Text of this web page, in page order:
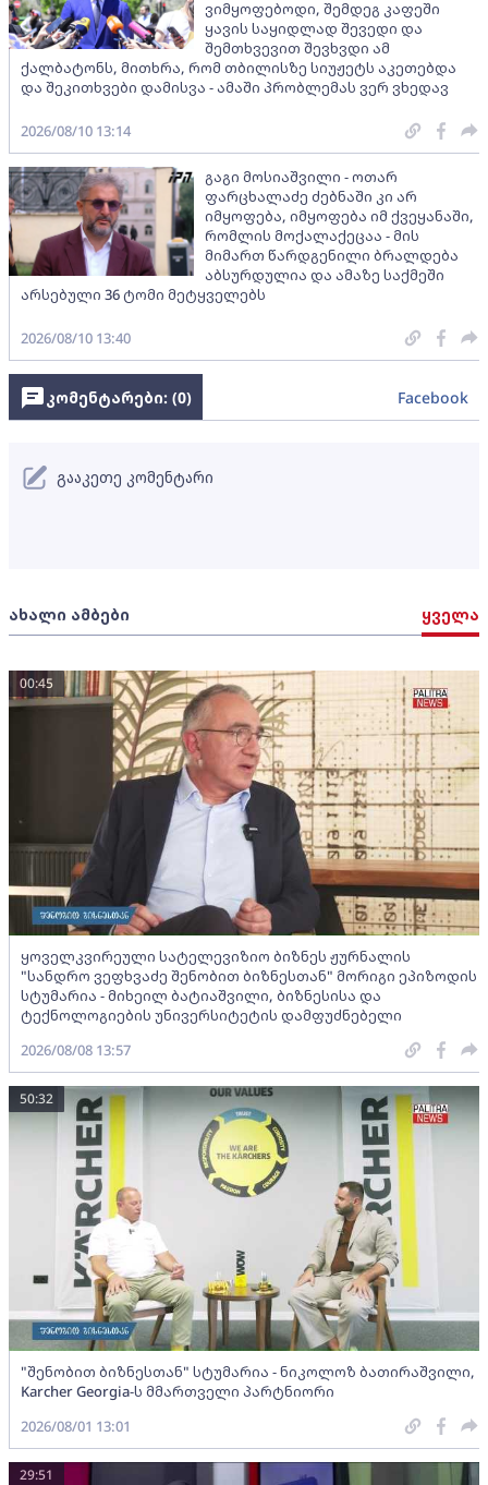
ვიმყოფებოდი, შემდეგ კაფეში
ყავის საყიდლად შევედი და
შემთხვევით შევხვდი ამ
ქალბატონს, მითხრა, რომ თბილისზე სიუჟეტს აკეთებდა
და შეკითხვები დამისვა - ამაში პრობლემას ვერ ვხედავ
2026/08/10 13:14
გაგი მოსიაშვილი - ოთარ
ფარცხალაძე ძებნაში კი არ
იმყოფება, იმყოფება იმ ქვეყანაში,
რომლის მოქალაქეცაა - მის
მიმართ წარდგენილი ბრალდება
აბსურდულია და ამაზე საქმეში
არსებული 36 ტომი მეტყველებს
2026/08/10 13:40
ახალი ამბები ყველა
ყოველკვირეული სატელევიზიო ბიზნეს ჟურნალის
"სანდრო ვეფხვაძე შენობით ბიზნესთან" მორიგი ეპიზოდის
სტუმარია - მიხეილ ბატიაშვილი, ბიზნესისა და
ტექნოლოგიების უნივერსიტეტის დამფუძნებელი
00:45
2026/08/08 13:57
"შენობით ბიზნესთან" სტუმარია - ნიკოლოზ ბათირაშვილი,
Karcher Georgia-ს მმართველი პარტნიორი
50:32
2026/08/01 13:01
29:51
კომენტარები: (0) Facebook
გააკეთე კომენტარი